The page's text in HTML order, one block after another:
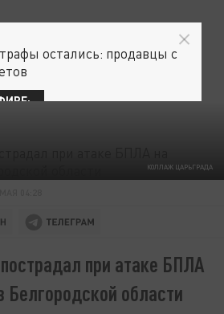
КОЛЛАЖ ЦАРЬГРАДА
при атаке БПЛА
Белгородской области
остались: продавцы с